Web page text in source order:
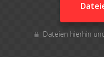
Dateien hierhin